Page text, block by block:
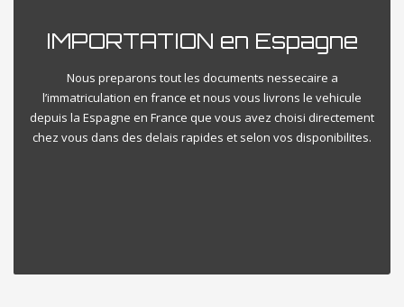
IMPORTATION en Espagne
Nous preparons tout les documents nessecaire a
l’immatriculation en france et nous vous livrons le vehicule
depuis la Espagne en France que vous avez choisi directement
chez vous dans des delais rapides et selon vos disponibilites.